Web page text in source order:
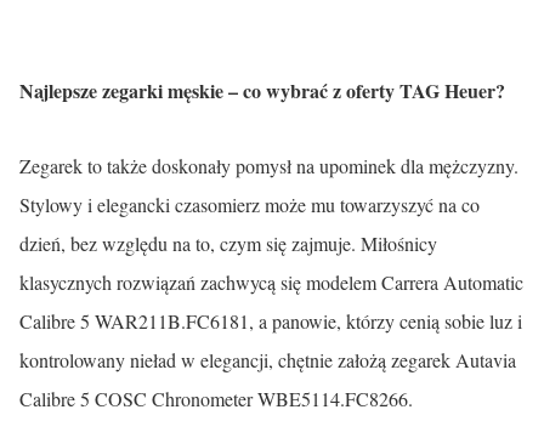
Najlepsze zegarki męskie – co wybrać z oferty TAG Heuer?
Zegarek to także doskonały pomysł na upominek dla mężczyzny.
Stylowy i elegancki czasomierz może mu towarzyszyć na co
dzień, bez względu na to, czym się zajmuje. Miłośnicy
klasycznych rozwiązań zachwycą się modelem Carrera Automatic
Calibre 5 WAR211B.FC6181, a panowie, którzy cenią sobie luz i
kontrolowany nieład w elegancji, chętnie założą zegarek Autavia
Calibre 5 COSC Chronometer WBE5114.FC8266.